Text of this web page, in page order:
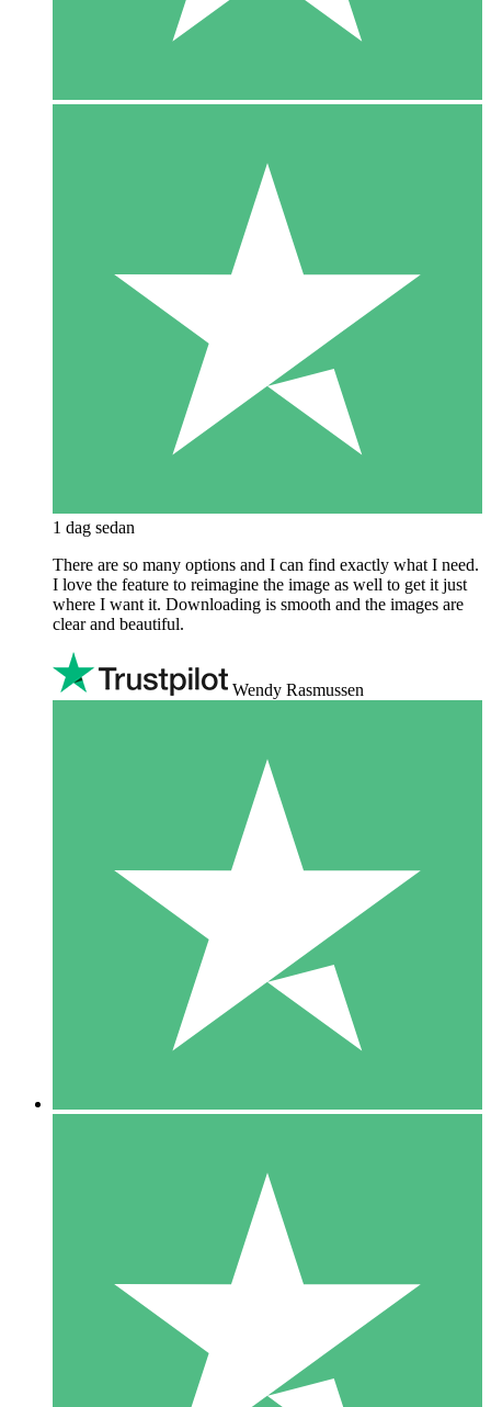
1 dag sedan
There are so many options and I can find exactly what I need.
I love the feature to reimagine the image as well to get it just
where I want it. Downloading is smooth and the images are
clear and beautiful.
Wendy Rasmussen